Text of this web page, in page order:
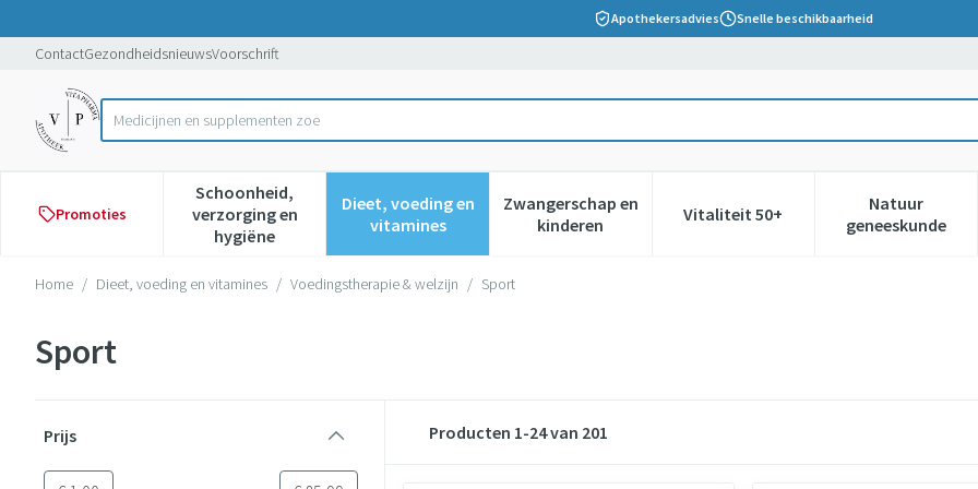
Apothekersadvies Snelle beschikbaarheid
ContactGezondheidsnieuwsVoorschrift
Product, merk, categorie...
Promoties
Schoonheid,
verzorging en
hygiëne
Toon submenu voor Schoonheid, verzorging en hygiëne categorie
Dieet, voeding en
vitaminesToon submenu voor Dieet, voeding en vitamines categorie
Zwangerschap en
kinderenToon submenu voor Zwangerschap en kinderen
Vitaliteit 50+Toon submenu voor Vitaliteit
Natuur
geneeskunde
Toon
Home / Dieet, voeding en vitamines / Voedingstherapie & welzijn / Sport
Sport
Prijs
Producten 1-24van 201